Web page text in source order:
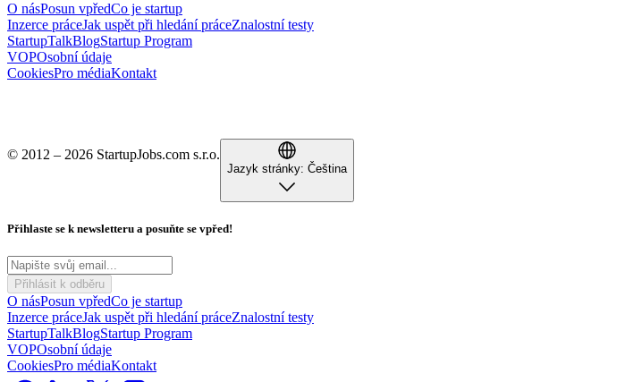
O násPosun vpředCo je startup
Inzerce práceJak uspět při hledání práceZnalostní testy
StartupTalkBlogStartup Program
VOPOsobní údaje
CookiesPro médiaKontakt
© 2012 – 2026 StartupJobs.com s.r.o.
Jazyk stránky: Čeština
Přihlaste se k newsletteru a posuňte se vpřed!
Přihlásit k odběru
O násPosun vpředCo je startup
Inzerce práceJak uspět při hledání práceZnalostní testy
StartupTalkBlogStartup Program
VOPOsobní údaje
CookiesPro médiaKontakt